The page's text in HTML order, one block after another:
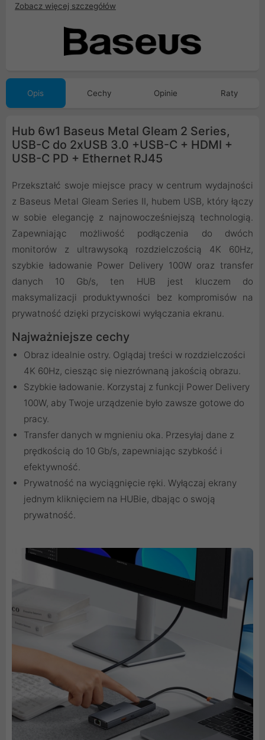
Zobacz więcej szczegółów
Opis Cechy Opinie Raty
Hub 6w1 Baseus Metal Gleam 2 Series,
USB-C do 2xUSB 3.0 +USB-C + HDMI +
USB-C PD + Ethernet RJ45
Przekształć swoje miejsce pracy w centrum wydajności
z Baseus Metal Gleam Series II, hubem USB, który łączy
w sobie elegancję z najnowocześniejszą technologią.
Zapewniając możliwość podłączenia do dwóch
monitorów z ultrawysoką rozdzielczością 4K 60Hz,
szybkie ładowanie Power Delivery 100W oraz transfer
danych 10 Gb/s, ten HUB jest kluczem do
maksymalizacji produktywności bez kompromisów na
prywatność dzięki przyciskowi wyłączania ekranu.
Najważniejsze cechy
Obraz idealnie ostry. Oglądaj treści w rozdzielczości
4K 60Hz, ciesząc się niezrównaną jakością obrazu.
Szybkie ładowanie. Korzystaj z funkcji Power Delivery
100W, aby Twoje urządzenie było zawsze gotowe do
pracy.
Transfer danych w mgnieniu oka. Przesyłaj dane z
prędkością do 10 Gb/s, zapewniając szybkość i
efektywność.
Prywatność na wyciągnięcie ręki. Wyłączaj ekrany
jednym kliknięciem na HUBie, dbając o swoją
prywatność.